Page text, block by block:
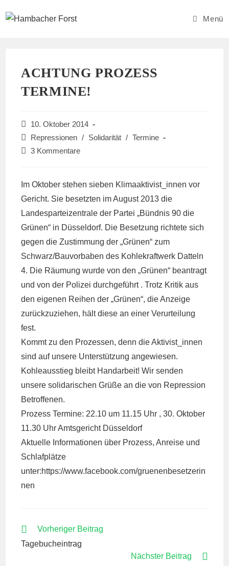
Inhalt
Menü
ACHTUNG PROZESS
TERMINE!
Beitrag
veröffentlicht:
10. Oktober 2014
Beitrags-
Kategorie:
Repressionen / Solidarität / Termine
Beitrags-
3 Kommentare
Im Oktober stehen sieben Klimaaktivist_innen vor
Gericht. Sie besetzten im August 2013 die
Landesparteizentrale der Partei „Bündnis 90 die
Grünen“ in Düsseldorf. Die Besetzung richtete sich
gegen die Zustimmung der „Grünen“ zum
Schwarz/Bauvorbaben des Kohlekraftwerk Datteln
4. Die Räumung wurde von den „Grünen“ beantragt
und von der Polizei durchgeführt . Trotz Kritik aus
den eigenen Reihen der „Grünen“, die Anzeige
zurückzuziehen, hält diese an einer Verurteilung
fest.
Kommt zu den Prozessen, denn die Aktivist_innen
sind auf unsere Unterstützung angewiesen.
Kohleausstieg bleibt Handarbeit! Wir senden
unsere solidarischen Grüße an die von Repression
Betroffenen.
Prozess Termine: 22.10 um 11.15 Uhr , 30. Oktober
11.30 Uhr Amtsgericht Düsseldorf
Aktuelle Informationen über Prozess, Anreise und
Schlafplätze
unter:https://www.facebook.com/gruenenbesetzerin
nen
WEITERE
ANSEHEN
Vorheriger Beitrag
Tagebucheintrag
Nächster Beitrag